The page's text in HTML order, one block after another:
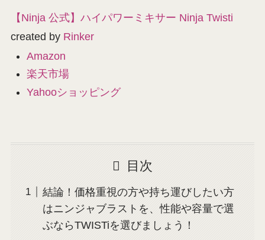
【Ninja 公式】ハイパワーミキサー Ninja Twisti
created by Rinker
Amazon
楽天市場
Yahooショッピング
目次
結論！価格重視の方や持ち運びしたい方
はニンジャブラストを、性能や容量で選
ぶならTWISTiを選びましょう！